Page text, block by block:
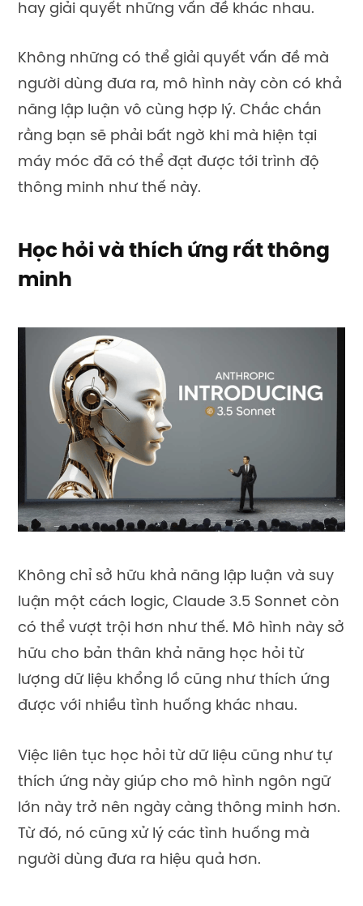
hay giải quyết những vấn đề khác nhau.
Không những có thể giải quyết vấn đề mà
người dùng đưa ra, mô hình này còn có khả
năng lập luận vô cùng hợp lý. Chắc chắn
rằng bạn sẽ phải bất ngờ khi mà hiện tại
máy móc đã có thể đạt được tới trình độ
thông minh như thế này.
Học hỏi và thích ứng rất thông
minh
Không chỉ sở hữu khả năng lập luận và suy
luận một cách logic, Claude 3.5 Sonnet còn
có thể vượt trội hơn như thế. Mô hình này sở
hữu cho bản thân khả năng học hỏi từ
lượng dữ liệu khổng lồ cũng như thích ứng
được với nhiều tình huống khác nhau.
Việc liên tục học hỏi từ dữ liệu cũng như tự
thích ứng này giúp cho mô hình ngôn ngữ
lớn này trở nên ngày càng thông minh hơn.
Từ đó, nó cũng xử lý các tình huống mà
người dùng đưa ra hiệu quả hơn.